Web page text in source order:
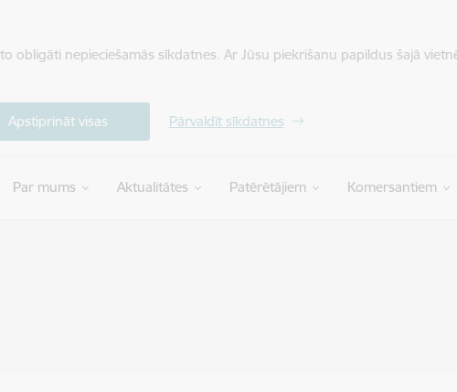
obligāti nepieciešamās sīkdatnes. Ar Jūsu piekrišanu papildus šajā
Apstiprināt visas Pārvaldīt sīkdatnes
Par mums Aktualitātes Patērētājiem Komersantiem